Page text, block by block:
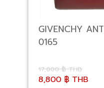
GIVENCHY
0165
17,800 ฿ THB
8,800 ฿ THB